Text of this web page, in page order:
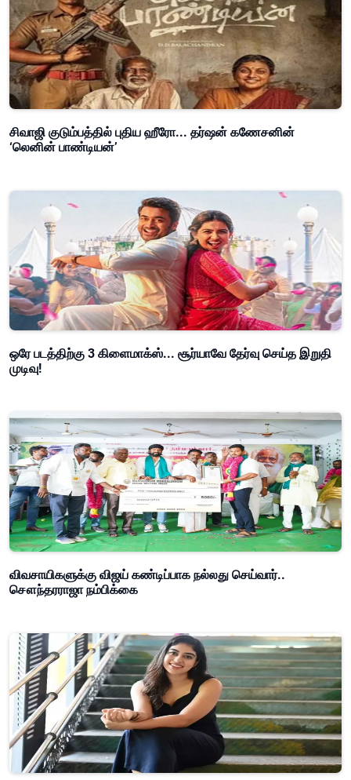
சிவாஜி குடும்பத்தில் புதிய ஹீரோ... தர்ஷன் கணேசனின்
‘லெனின் பாண்டியன்’
ஒரே படத்திற்கு 3 கிளைமாக்ஸ்... சூர்யாவே தேர்வு செய்த இறுதி
முடிவு!
விவசாயிகளுக்கு விஜய் கண்டிப்பாக நல்லது செய்வார்..
சௌந்தரராஜா நம்பிக்கை